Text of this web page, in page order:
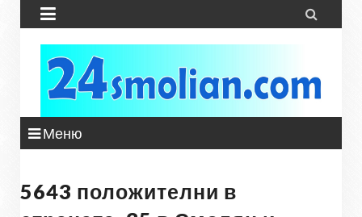
 
Меню
5643 положителни в